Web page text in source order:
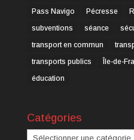
Pass Navigo
Pécresse
subventions
séance
transport en commun
transports publics
Île-de-
éducation
Catégories
Catégories